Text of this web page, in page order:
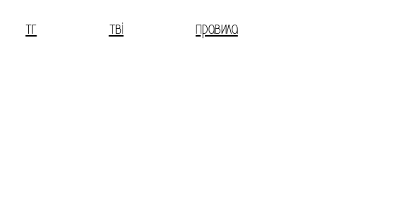
тг тві правила